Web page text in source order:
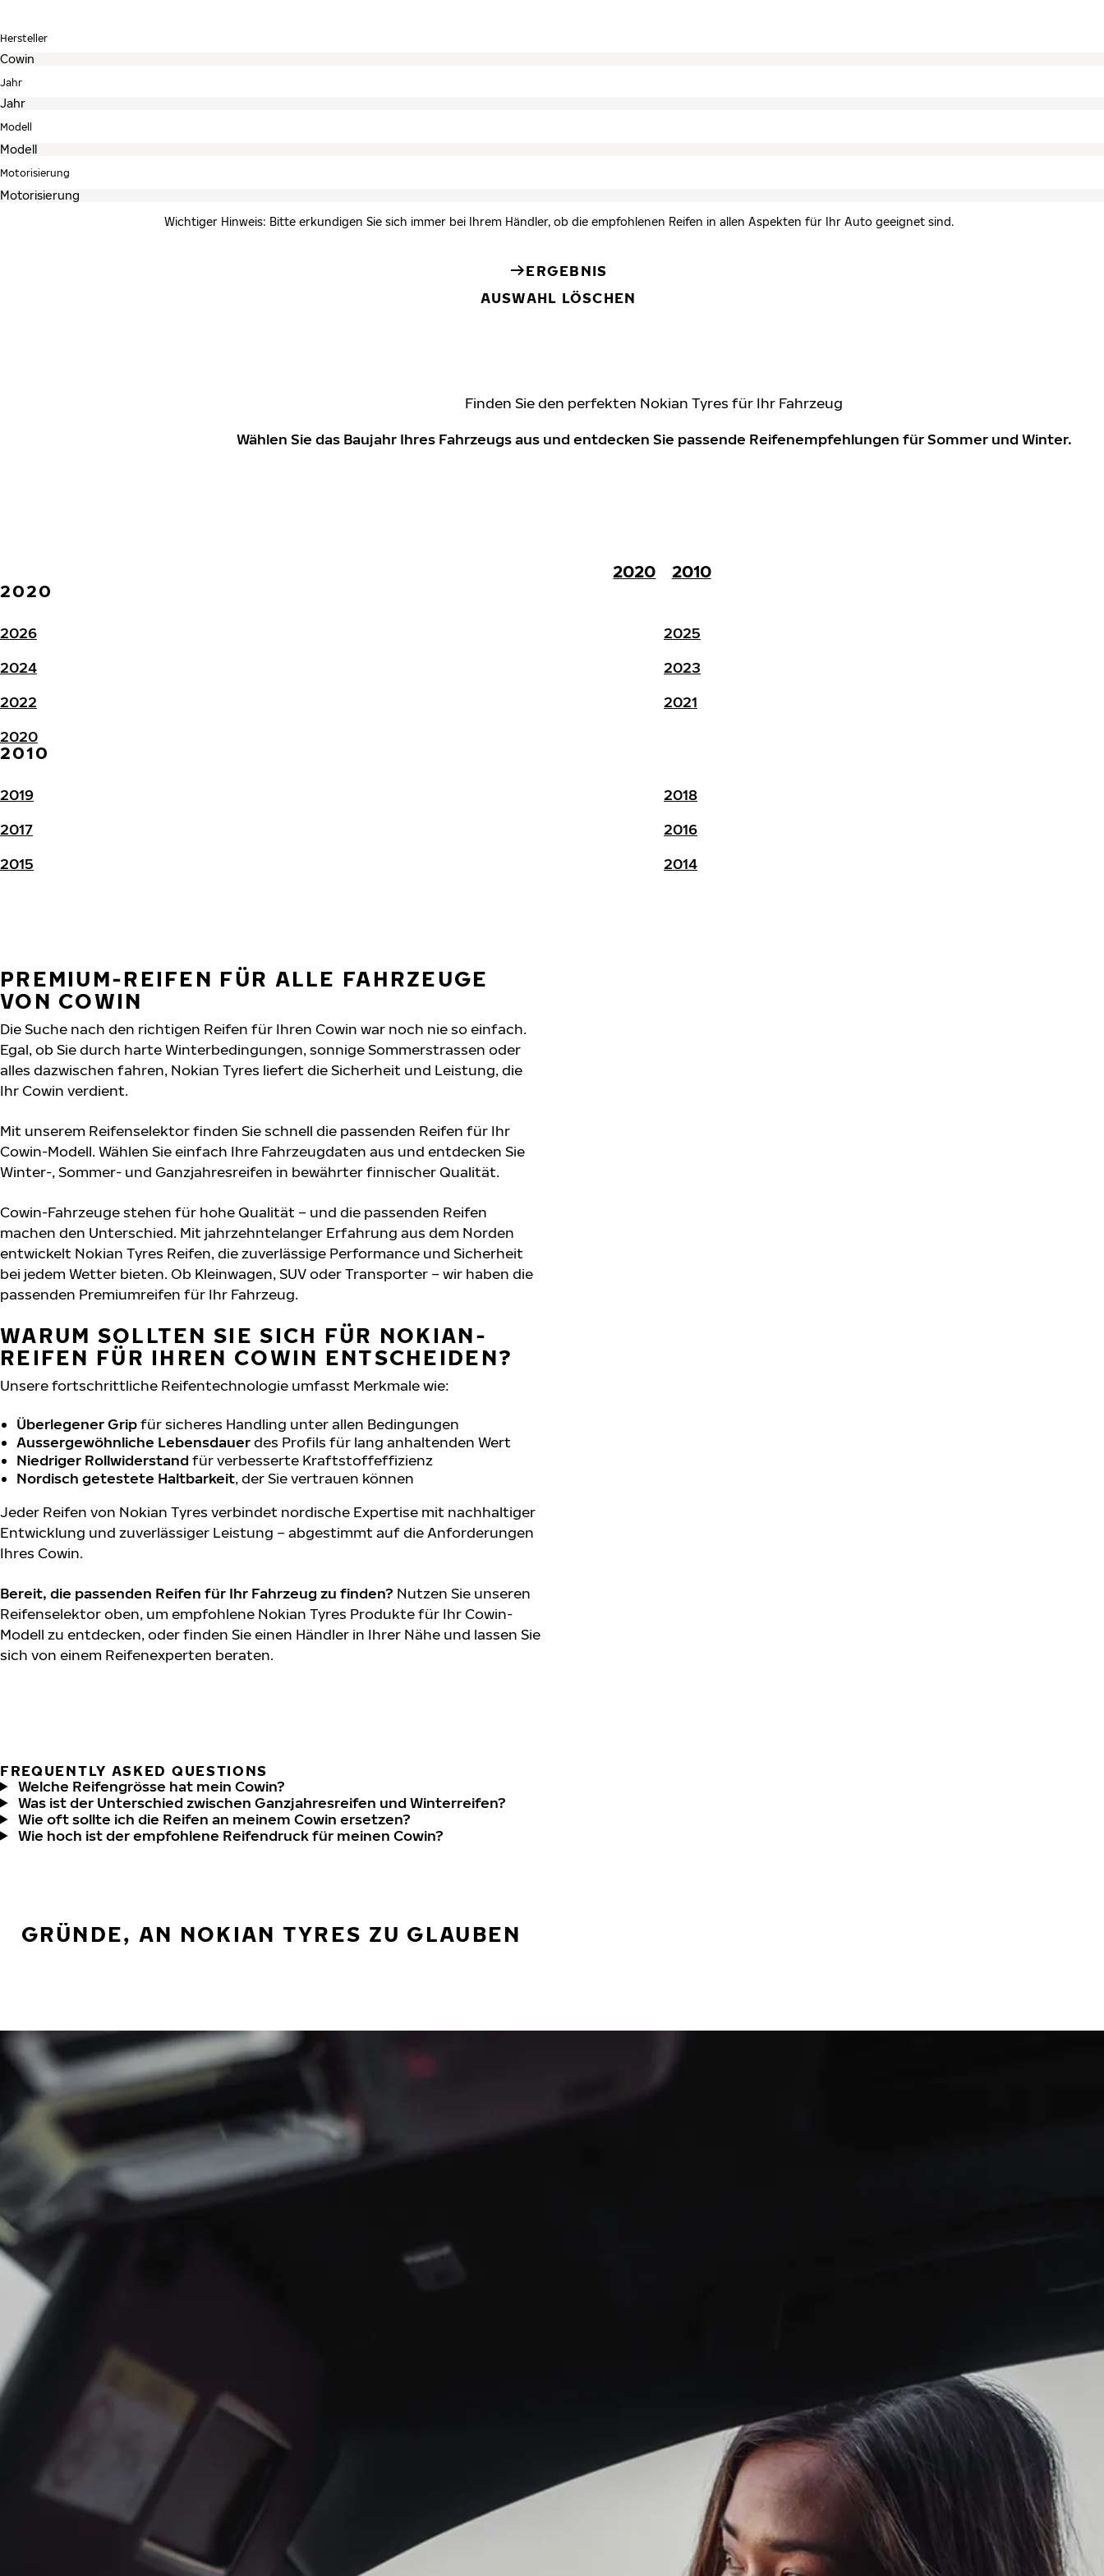
Hersteller
Jahr
Modell
Motorisierung
Wichtiger Hinweis: Bitte erkundigen Sie sich immer bei Ihrem Händler, ob die empfohlenen Reifen in allen Aspekten für Ihr Auto geeignet sind.
ERGEBNIS
AUSWAHL LÖSCHEN
Finden Sie den perfekten Nokian Tyres für Ihr Fahrzeug
Wählen Sie das Baujahr Ihres Fahrzeugs aus und entdecken Sie passende Reifenempfehlungen für Sommer und Winter.
2020
2010
2020
2026
2025
2024
2023
2022
2021
2020
2010
2019
2018
2017
2016
2015
2014
PREMIUM-REIFEN FÜR ALLE FAHRZEUGE
VON COWIN
Die Suche nach den richtigen Reifen für Ihren Cowin war noch nie so einfach.
Egal, ob Sie durch harte Winterbedingungen, sonnige Sommerstrassen oder
alles dazwischen fahren, Nokian Tyres liefert die Sicherheit und Leistung, die
Ihr Cowin verdient.
Mit unserem Reifenselektor finden Sie schnell die passenden Reifen für Ihr
Cowin-Modell. Wählen Sie einfach Ihre Fahrzeugdaten aus und entdecken Sie
Winter-, Sommer- und Ganzjahresreifen in bewährter finnischer Qualität.
Cowin-Fahrzeuge stehen für hohe Qualität – und die passenden Reifen
machen den Unterschied. Mit jahrzehntelanger Erfahrung aus dem Norden
entwickelt Nokian Tyres Reifen, die zuverlässige Performance und Sicherheit
bei jedem Wetter bieten. Ob Kleinwagen, SUV oder Transporter – wir haben die
passenden Premiumreifen für Ihr Fahrzeug.
WARUM SOLLTEN SIE SICH FÜR NOKIAN-
REIFEN FÜR IHREN COWIN ENTSCHEIDEN?
Unsere fortschrittliche Reifentechnologie umfasst Merkmale wie:
Überlegener Gripfür sicheres Handling unter allen Bedingungen
Aussergewöhnliche Lebensdauerdes Profils für lang anhaltenden Wert
Niedriger Rollwiderstand für verbesserte Kraftstoffeffizienz
Nordisch getestete Haltbarkeit, der Sie vertrauen können
Jeder Reifen von Nokian Tyres verbindet nordische Expertise mit nachhaltiger
Entwicklung und zuverlässiger Leistung – abgestimmt auf die Anforderungen
Ihres Cowin.
Bereit, die passenden Reifen für Ihr Fahrzeug zu finden? Nutzen Sie unseren
Reifenselektor oben, um empfohlene Nokian Tyres Produkte für Ihr Cowin-
Modell zu entdecken, oder finden Sie einen Händler in Ihrer Nähe und lassen Sie
sich von einem Reifenexperten beraten.
FREQUENTLY ASKED QUESTIONS
Welche Reifengrösse hat mein Cowin?
Was ist der Unterschied zwischen Ganzjahresreifen und Winterreifen?
Wie oft sollte ich die Reifen an meinem Cowin ersetzen?
Wie hoch ist der empfohlene Reifendruck für meinen Cowin?
GRÜNDE, AN NOKIAN TYRES ZU GLAUBEN